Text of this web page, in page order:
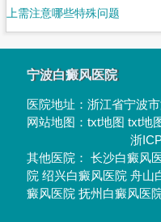
上需注意哪些特殊问题
宁波白癜风医院
医院地址：浙江省宁波
网站地图：txt地图 txt地
浙
其他医院：长沙白癜风
院 绍兴白癜风医院 舟山
癜风医院 抚州白癜风医